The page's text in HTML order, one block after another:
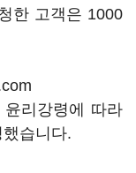
한 고객은 1000
리강령에 따라
습니다.